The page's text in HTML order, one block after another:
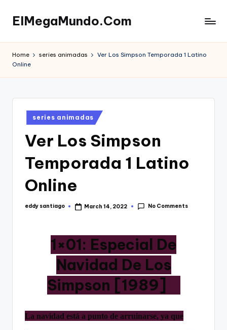
content
ElMegaMundo.Com
EN
Home series animadas
Ver Los Simpson Temporada 1 Latino
Online
Posted
in
series animadas
Ver Los Simpson
Temporada 1 Latino
Online
Posted
eddy santiago March 14, 2022 No Comments
1×01: Especial De
Navidad De Los
Simpson [1989]
La navidad está a punto de arruinarse, ya que